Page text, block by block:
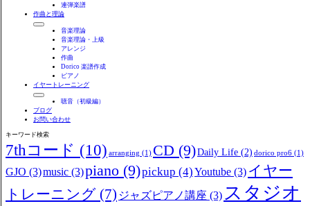
連弾楽譜
作曲と理論
音楽理論
音楽理論・上級
アレンジ
作曲
Dorico 楽譜作成
ピアノ
イヤートレーニング
聴音（初級編）
ブログ
お問い合わせ
キーワード検索
7thコード (10) arranging (1) CD (9)Daily Life (2) dorico pro6 (1)
GJO (3)music (3)piano (9)pickup (4)Youtube (3) イヤー
トレーニング (7) ジャズピアノ講座 (3) スタジオ